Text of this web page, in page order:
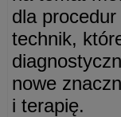
dla
technik,
nowe
i terapię.